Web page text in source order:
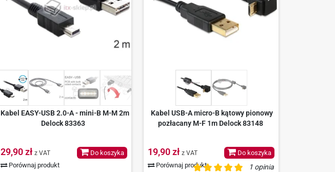
Kabel EASY-USB 2.0-A - mini-B M-M 2m
Delock 83363
29,90 zł z VAT
Porównaj produkt
Do koszyka
1 opinia
Kabel USB-A micro-B kątowy pionowy
pozłacany M-F 1m Delock 83148
19,90 zł z VAT
Porównaj produkt
Do koszyka